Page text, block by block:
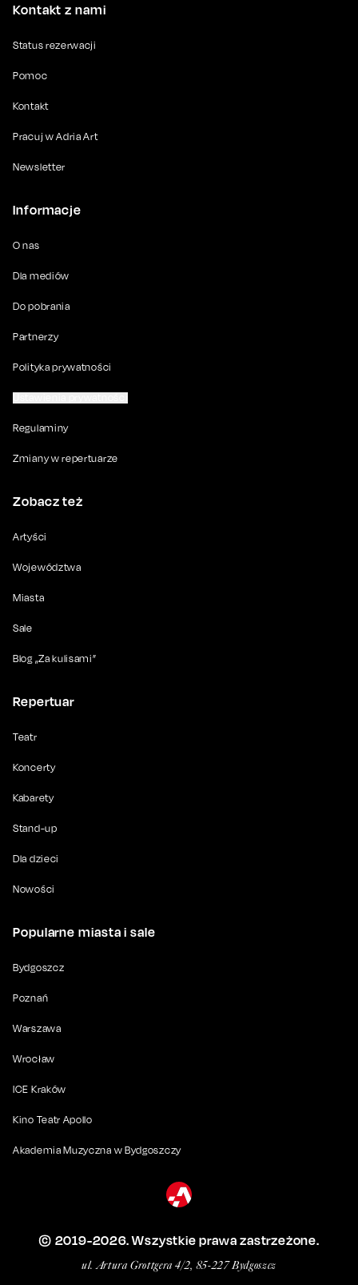
Kontakt z nami
Status rezerwacji
Pomoc
Kontakt
Pracuj w Adria Art
Newsletter
Informacje
O nas
Dla mediów
Do pobrania
Partnerzy
Polityka prywatności
Regulaminy
Zmiany w repertuarze
Zobacz też
Artyści
Województwa
Miasta
Sale
Blog „Za kulisami”
Repertuar
Teatr
Koncerty
Kabarety
Stand-up
Dla dzieci
Nowości
Popularne miasta i sale
Bydgoszcz
Poznań
Warszawa
Wrocław
ICE Kraków
Kino Teatr Apollo
Akademia Muzyczna w Bydgoszczy
© 2019-2026. Wszystkie prawa zastrzeżone.
ul. Artura Grottgera 4/2, 85-227 Bydgoszcz